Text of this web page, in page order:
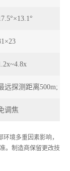
远探测距离500m; 常
调焦
境多重因素影响，
。制造商保留更改技